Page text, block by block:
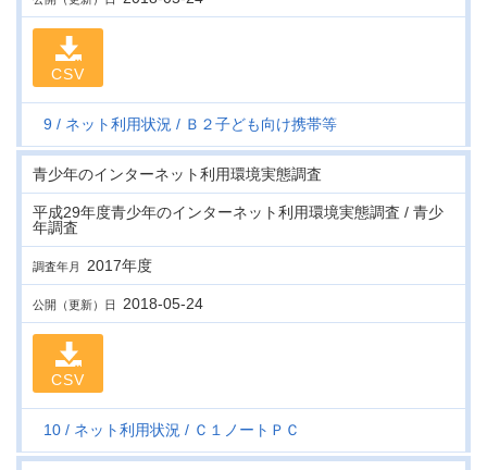
CSV
9 ネット利用状況 Ｂ２子ども向け携帯等
青少年のインターネット利用環境実態調査
平成29年度青少年のインターネット利用環境実態調査 / 青少
年調査
調査年月 2017年度
公開（更新）日 2018-05-24
CSV
10 ネット利用状況 Ｃ１ノートＰＣ